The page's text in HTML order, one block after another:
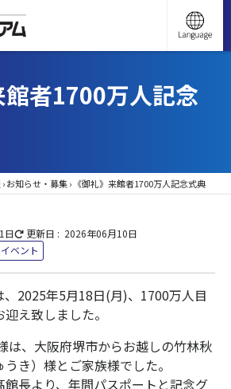
館者1700万人記念
›お知らせ・募集› 《御礼》来館者1700万人記念式典
日 更新日
2026年06月10日
イベント
、2025年5月18日(月)、1700万人目
え致しました。
は、大阪府堺市からお越しの竹林秋
き）様とご家族様でした。
長より、年間パスポートと記念グ